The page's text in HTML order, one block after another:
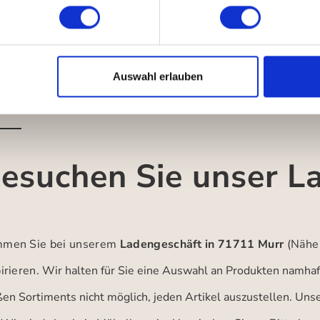
Auswahl erlauben
Sie unser
Sie bei unserem Ladengeschäft in 71711 Murr
Wir halten für Sie eine Auswahl an Produkten
Sortiments nicht möglich, jeden Artikel auszustellen.